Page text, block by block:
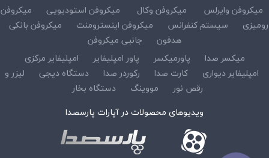
میکروفن وایرلس
میکروفن وکال میکروفن استودیویی
میکروفن
رومیزی
سیستم کنفرانس میکروفن اینسترومنت
میکروفن بانکی
هدفون
جانبی میکروفن
میکسر صدا
پاورمیکسر پاور امپلیفایر
امپلیفایر مرکزی
امپلیفایر دیواری
کارت صدا رکوردر صدا دستگاه دیجی
لیزر و
رقص نور
مووینگ
دستگاه بخار
ویدیوهای محصولات در آپارات پارسصدا